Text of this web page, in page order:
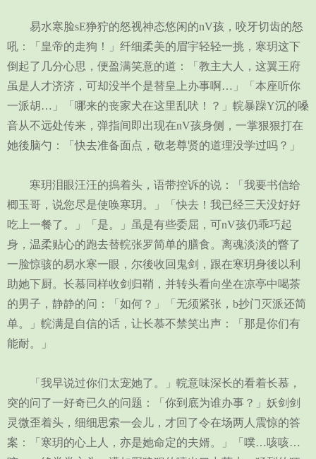
易水寒脸sE狰狞的怒视神态悠闲的nV孩，咬牙切齿的怒
吼：「皇帝的走狗！」纤细柔美的眉宇轻轻一挑，寒玥这下
倒起了几分心思，便盈满笑意的道：「教主大人，这翼王府
虽是人才济济，可却没半个是替皇上办事啊…」「本座听你
一派胡…」「哪来的丧家犬在这里乱吠！？」輐暴躁Y沉的嗓
音从不远处传来，弹指间即出现在nV孩身侧，一掌狠狠打在
她後脑勺：「快去准备面点，敬老尊贤的道理没学过吗？」
寒玥泪眼汪汪的摀着头，语带控诉的说：「我要书信给
楖玉哥，说您尽是使唤寒玥。」「快去！我已经三天没好好
吃上一餐了。」「是。」虽是有些委屈，可nV孩仍乖巧起
身，温柔贴心的跑去替輐张罗简单的膳食。离魂淡淡的瞥了
一脸惊骇的易水寒一眼，尔後收回鬼剑，跟在寒玥身後以利
助她下厨。长慕同样收剑归鞘，并转头看向坐在凉亭中喝茶
的男子，静静的问：「如何？」「无须紧张，b抄门灭派还简
单。」輐满是自信的话，让长慕不禁笑出声：「那是你们有
能耐。」
「我早说过你们太宠她了。」輐意味深长的看着长慕，
突的问了一好奇已久的问题：「你到底为谁办事？」妖剑剑
灵微歪着头，细细思索一会儿，才回了令在场两人震惊的答
案：「寒玥的心上人，亦是她命定的夫婿。」「噗…咳咳…